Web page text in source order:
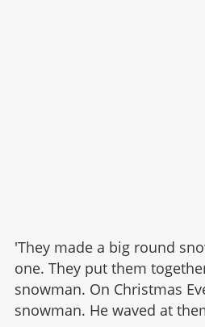
'They made a big round
one. They put them
snowman. On Christmas
snowman. He waved at